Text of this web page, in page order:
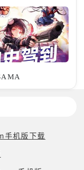
手机版下载